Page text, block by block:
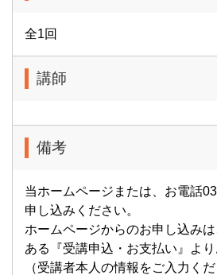
全1回
講師
備考
当ホームページまたは、お電話
申し込みください。
ホームページからのお申し込み
ある『受講申込・お支払い』より
（受講者本人の情報をご入力くだ